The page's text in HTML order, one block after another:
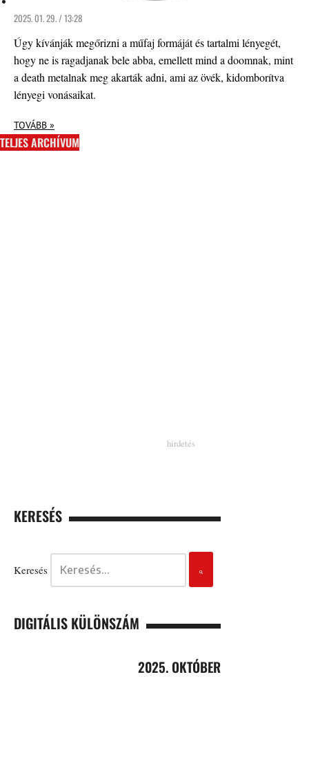
2025. 01. 29. / 13:28
Úgy kívánják megőrizni a műfaj formáját és tartalmi lényegét,
hogy ne is ragadjanak bele abba, emellett mind a doomnak, mint
a death metalnak meg akarták adni, ami az övék, kidomborítva
lényegi vonásaikat.
TOVÁBB »
TELJES ARCHÍVUM
KERESÉS
Keresés
DIGITÁLIS KÜLÖNSZÁM
2025. OKTÓBER